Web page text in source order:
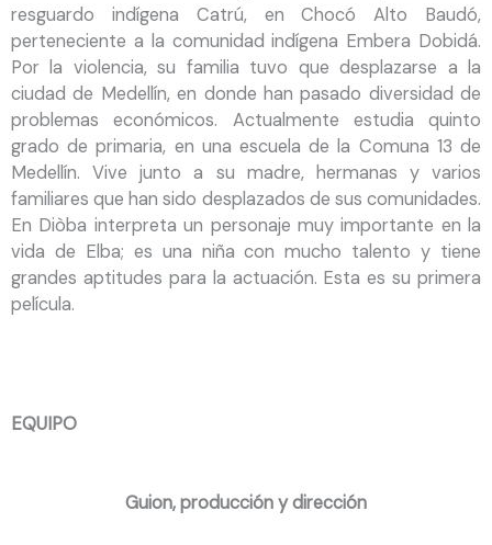
resguardo indígena Catrú, en Chocó Alto Baudó,
perteneciente a la comunidad indígena Embera Dobidá.
Por la violencia, su familia tuvo que desplazarse a la
ciudad de Medellín, en donde han pasado diversidad de
problemas económicos. Actualmente estudia quinto
grado de primaria, en una escuela de la Comuna 13 de
Medellín. Vive junto a su madre, hermanas y varios
familiares que han sido desplazados de sus comunidades.
En Diòba interpreta un personaje muy importante en la
vida de Elba; es una niña con mucho talento y tiene
grandes aptitudes para la actuación. Esta es su primera
película.
EQUIPO
Guion, producción y dirección